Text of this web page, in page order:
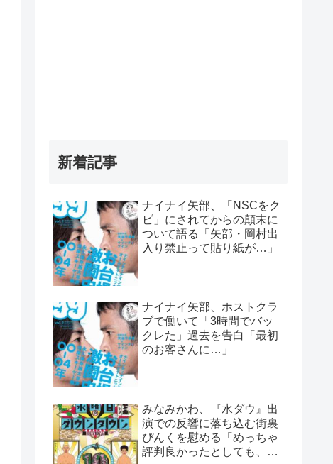
新着記事
ナイナイ矢部、「NSCをク
ビ」にされてからの顛末に
ついて語る「矢部・岡村出
入り禁止って貼り紙が…」
ナイナイ矢部、ホストクラ
ブで働いて「3時間でバッ
クレた」過去を告白「最初
のお客さんに…」
みなみかわ、『水ダウ』出
演での反響に落ち込む街裏
ぴんくを慰める「めっちゃ
評判良かったとしても、や